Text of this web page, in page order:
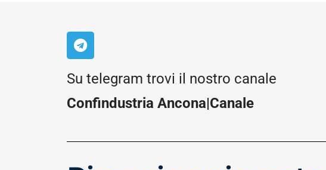
Su telegram trovi il nostro canale
Confindustria Ancona|Canale